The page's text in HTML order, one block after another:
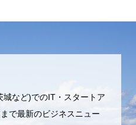
など)でのIT・スタートア
で最新のビジネスニュー